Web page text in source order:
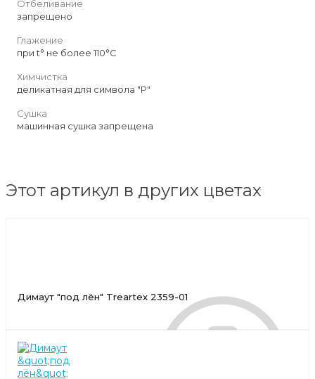
Отбеливание
запрещено
Глажение
при t° не более 110°С
Химчистка
деликатная для символа "P"
Сушка
машинная сушка запрещена
Этот артикул в других цветах
Димаут "под лён" Treartex 2359-01